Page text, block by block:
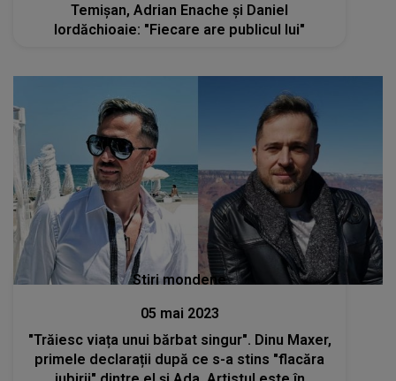
Temișan, Adrian Enache și Daniel
Iordăchioaie: "Fiecare are publicul lui"
Stiri mondene
05 mai 2023
"Trăiesc viața unui bărbat singur". Dinu Maxer,
primele declarații după ce s-a stins "flacăra